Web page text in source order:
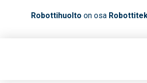
Robottihuolto on osa